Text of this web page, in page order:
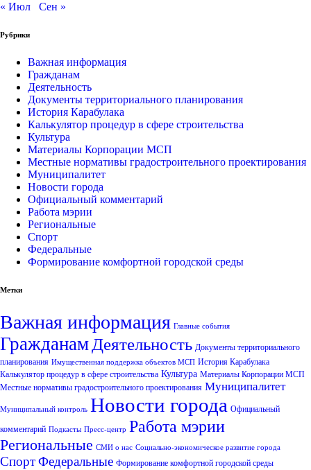
« Июл
Сен »
Рубрики
Важная информация
Гражданам
Деятельность
Документы территориального планирования
История Карабулака
Калькулятор процедур в сфере строительства
Культура
Материалы Корпорации МСП
Местные нормативы градостроительного проектирования
Муниципалитет
Новости города
Официальный комментарий
Работа мэрии
Региональные
Спорт
Федеральные
Формирование комфортной городской среды
Метки
Важная информация Главные события
Гражданам Деятельность Документы территориального
планирования Имущественная поддержка объектов МСП История Карабулака
Калькулятор процедур в сфере строительства Культура Материалы Корпорации МСП
Местные нормативы градостроительного проектирования Муниципалитет
Муниципальный контроль Новости города Официальный
комментарий Подкасты Пресс-центр Работа мэрии
Региональные СМИ о нас Социально-экономическое развитие города
СпортФедеральные Формирование комфортной городской среды